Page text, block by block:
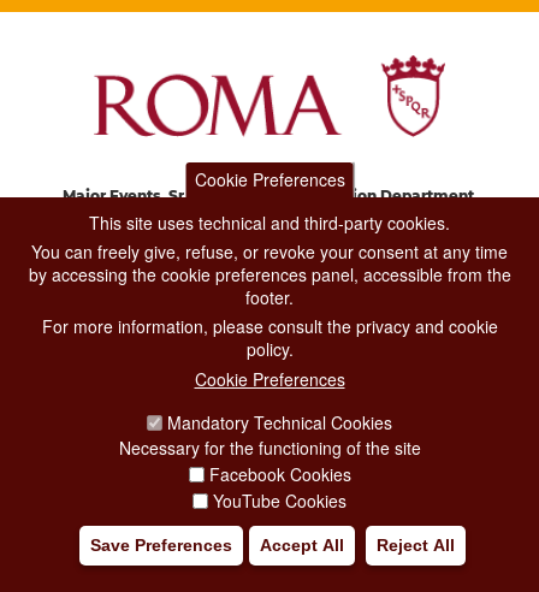
Major Events, Sport, Tourism and Fashion Department.
Via di San Basilio, 51
CONTACT CENTER TEL. 06 06 08
CONTATTA LA REDAZIONE
PRIVACY
SOCIAL MEDIA POLICY
CREDITS
COPYRIGHT
Cookie Preferences
This site uses technical and third-party cookies.
You can freely give, refuse, or revoke your consent at any time
by accessing the cookie preferences panel, accessible from the
footer.
For more information, please consult the privacy and cookie
policy.
Cookie Preferences
Mandatory Technical Cookies
Necessary for the functioning of the site
Facebook Cookies
YouTube Cookies
Save Preferences Accept All Reject All